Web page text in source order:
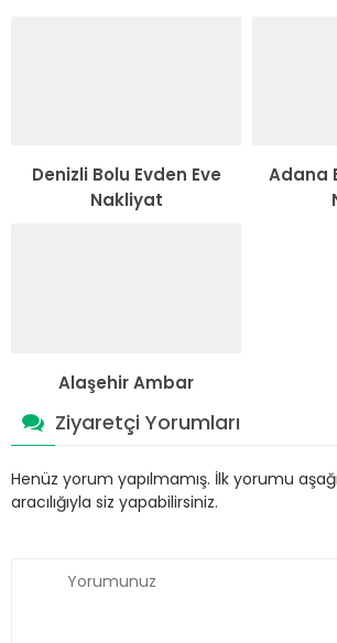
Denizli Bolu Evden Eve
Nakliyat
Adana
Alaşehir Ambar
Ziyaretçi Yorumları
Henüz yorum yapılmamış. İlk yorumu
aracılığıyla siz yapabilirsiniz.